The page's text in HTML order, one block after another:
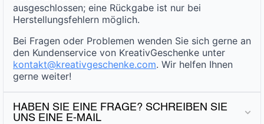
ausgeschlossen; eine Rückgabe ist nur bei
Herstellungsfehlern möglich.
Bei Fragen oder Problemen wenden Sie sich gerne an
den Kundenservice von KreativGeschenke unter
kontakt@kreativgeschenke.com. Wir helfen Ihnen
gerne weiter!
HABEN SIE EINE FRAGE? SCHREIBEN SIE
UNS EINE E-MAIL